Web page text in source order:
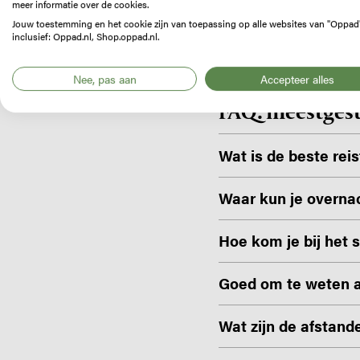
FAQ:
Wat is de beste
Deze
sneeuwvelden op
september. Houd er
tocht.
Waar kun je
Op de Carros de
keuze waar je kunt
slaap je op een
De hutten in dit
berghutten in de
Hoe kom je bij het
Je kunt Espot het
over. Ook kun je
rijden.
Goed om te weten
De Carros de Foc
altijd duidelijk
Wat zijn de
meer informatie over de cookies.
Jouw toestemming en het cookie zijn van toepassing op alle websites van
inclusief: Oppad.nl, Shop.oppad.nl.
Nee, pas aan Accepteer alles